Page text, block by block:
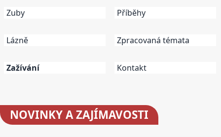
Zuby
Lázně
Zažívání
Příběhy
Zpracovaná témata
Kontakt
NOVINKYA ZAJÍMAVOSTI